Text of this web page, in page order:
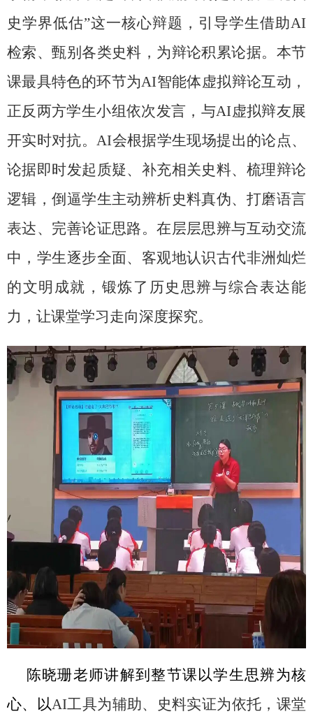
史学界低估”这一核心辩题，引导学生借助AI
检索、甄别各类史料，为辩论积累论据。本节
课最具特色的环节为AI智能体虚拟辩论互动，
正反两方学生小组依次发言，与AI虚拟辩友展
开实时对抗。AI会根据学生现场提出的论点、
论据即时发起质疑、补充相关史料、梳理辩论
逻辑，倒逼学生主动辨析史料真伪、打磨语言
表达、完善论证思路。在层层思辨与互动交流
中，学生逐步全面、客观地认识古代非洲灿烂
的文明成就，锻炼了历史思辨与综合表达能
力，让课堂学习走向深度探究。
陈晓珊老师讲解到整节课以学生思辨为核
心、以AI工具为辅助、史料实证为依托，课堂